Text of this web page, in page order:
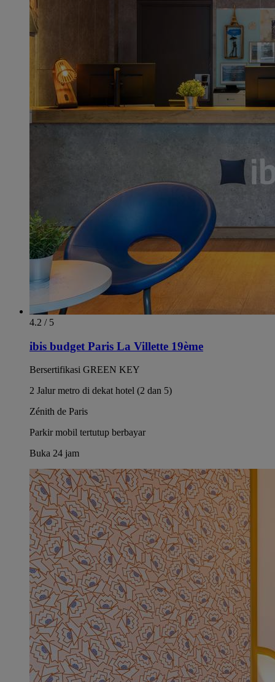
4.2 / 5
ibis budget Paris La Villette 19ème
Bersertifikasi GREEN KEY
2 Jalur metro di dekat hotel (2 dan 5)
Zénith de Paris
Parkir mobil tertutup berbayar
Buka 24 jam